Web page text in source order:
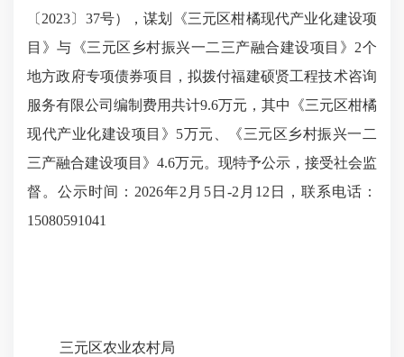
〔2023〕37号），谋划《三元区柑橘现代产业化建设项
目》与《三元区乡村振兴一二三产融合建设项目》2个
地方政府专项债券项目，拟拨付福建硕贤工程技术咨询
服务有限公司编制费用共计9.6万元，其中《三元区柑橘
现代产业化建设项目》5万元、《三元区乡村振兴一二
三产融合建设项目》4.6万元。现特予公示，接受社会监
督。公示时间：2026年2月5日-2月12日，联系电话：
15080591041
三元区农业农村局